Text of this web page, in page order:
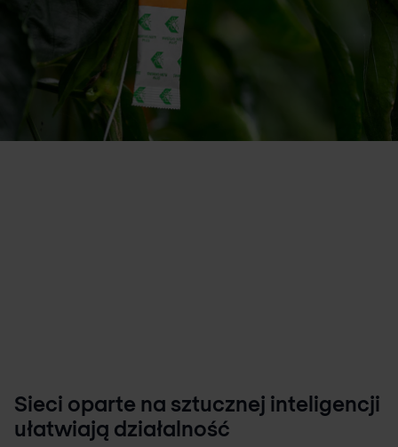
Sieci oparte na sztucznej inteligencji
ułatwiają działalność